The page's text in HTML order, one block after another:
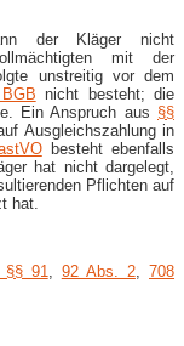
der Kläger nicht
mit der
unstreitig vor dem
nicht besteht; die
Ein Anspruch aus §§
Ausgleichszahlung in
besteht ebenfalls
hat nicht dargelegt,
Pflichten auf
hat.
§§ 91 92 Abs. 2,708